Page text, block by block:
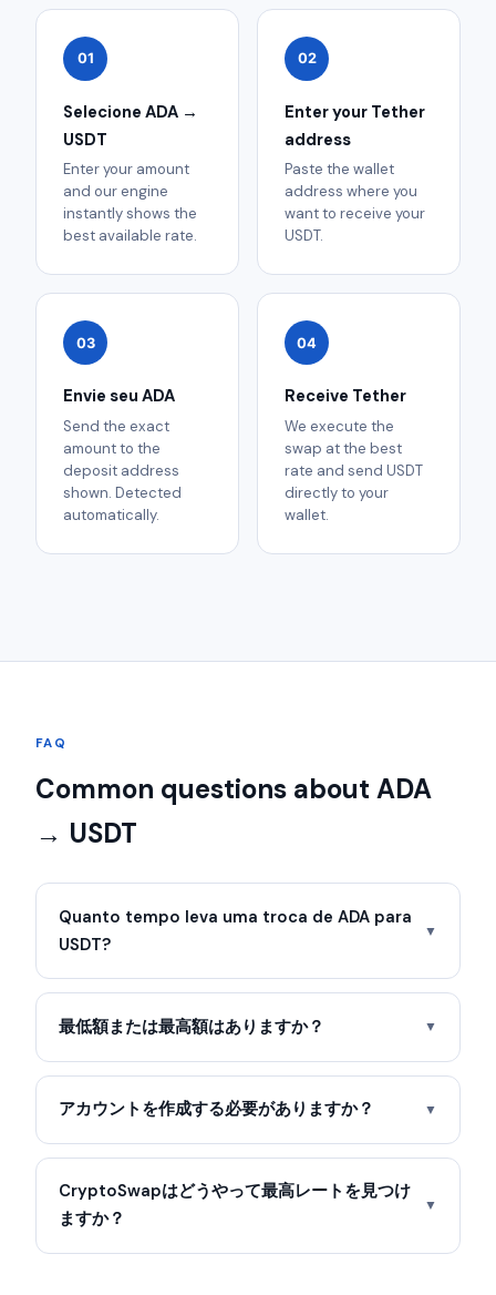
01
Selecione ADA →
USDT
Enter your amount
and our engine
instantly shows the
best available rate.
02
Enter your Tether
address
Paste the wallet
address where you
want to receive your
USDT.
03
Envie seu ADA
Send the exact
amount to the
deposit address
shown. Detected
automatically.
04
Receive Tether
We execute the
swap at the best
rate and send USDT
directly to your
wallet.
FAQ
Common questions about ADA
→ USDT
Quanto tempo leva uma troca de ADA para
USDT?
▼
最低額または最高額はありますか？ ▼
アカウントを作成する必要がありますか？ ▼
CryptoSwapはどうやって最高レートを見つけ
ますか？
▼